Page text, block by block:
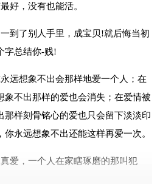
好，没有也能活。
到了别人手里，成宝贝!就后悔当初
字总结你-贱!
远想象不出会那样地爱一个人；在
象不出那样的爱也会消失；在爱情被
那样刻骨铭心的爱也只会留下淡淡印
永远想象不出还能这样再爱一次。
爱，一个人在家瞎琢磨的那叫犯